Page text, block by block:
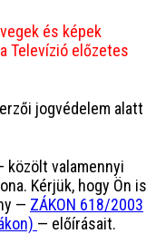
és képek
Televízió előzetes
jogvédelem alatt
közölt valamennyi
Kérjük, hogy Ön is
— ZÁKON 618/2003
— előírásait.